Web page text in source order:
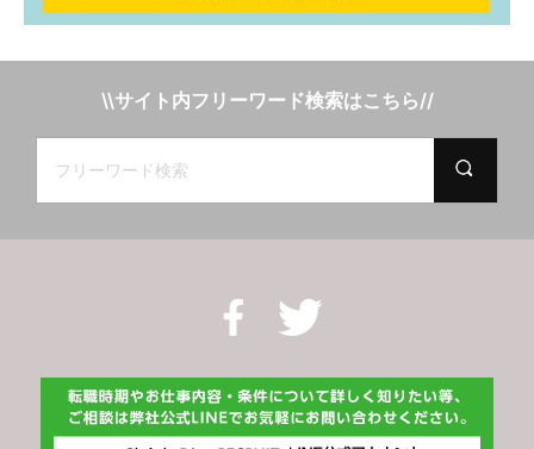
\\サイト内フリーワード検索はこちら//